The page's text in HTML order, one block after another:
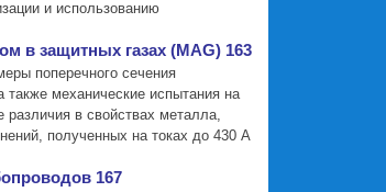
и использованию
в защитных газах (MAG) 163
поперечного сечения
механические испытания на
в свойствах металла,
полученных на токах до 430 А
167